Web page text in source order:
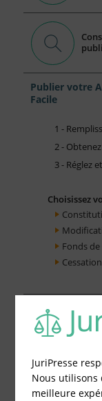
Publier votre
Facile
1 -
2 -
3 - Réglez
Choisissez
Fonds
JuriPresse
Nous utilisons
meilleure